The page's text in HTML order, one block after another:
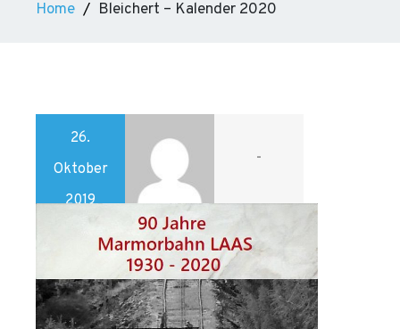
Home Bleichert – Kalender 2020
26.
Oktober
2019
-